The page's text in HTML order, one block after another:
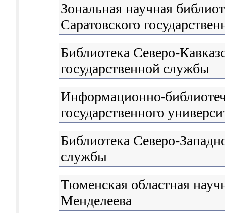
Зональная научная
Саратовского
Библиотека Северо-
государственной службы
Информационно-
государственного
Библиотека Северо-
службы
Тюменская областная
Менделеева